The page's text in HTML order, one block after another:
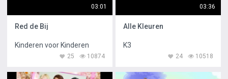
03:01
Red de Bij
Kinderen voor Kinderen
10874
25
03:36
Alle Kleuren
K3
10518
24